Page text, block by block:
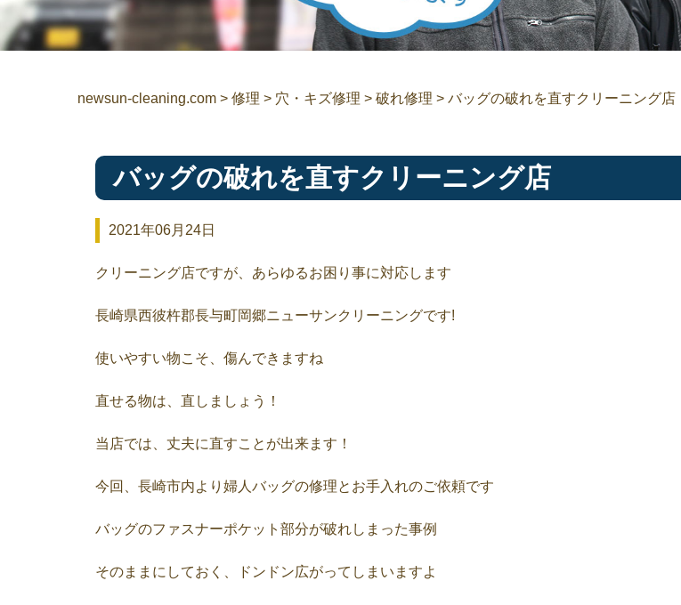
newsun-cleaning.com > 修理 > 穴・キズ修理 > 破れ修理 > バッグの破れを直すクリーニング店
バッグの破れを直すクリーニング店
2021年06月24日
クリーニング店ですが、あらゆるお困り事に対応します
長崎県西彼杵郡長与町岡郷ニューサンクリーニングです!
使いやすい物こそ、傷んできますね
直せる物は、直しましょう！
当店では、丈夫に直すことが出来ます！
今回、長崎市内より婦人バッグの修理とお手入れのご依頼です
バッグのファスナーポケット部分が破れしまった事例
そのままにしておく、ドンドン広がってしまいますよ